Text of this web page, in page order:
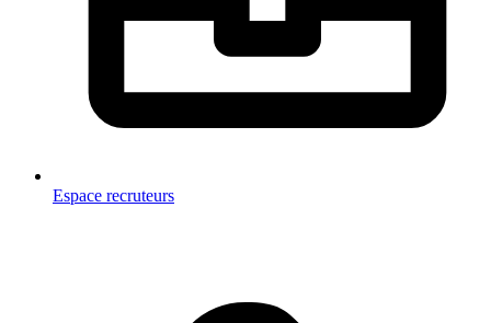
Espace recruteurs